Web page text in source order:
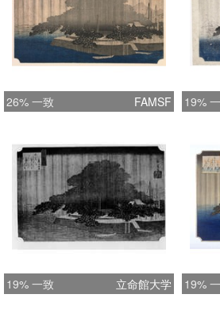
26% 一致 FAMSF 19%
19% 一致 立命館大学 19%